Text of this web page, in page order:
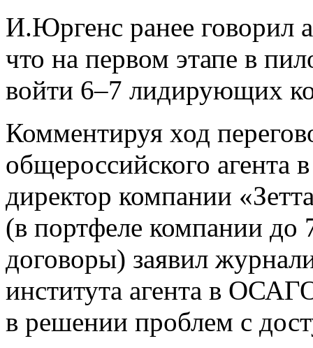
И.Юргенс ранее говорил
что на первом этапе в
войти 6–7 лидирующих
Комментируя ход
общероссийского
директор компании
(в портфеле компании до
договоры) заявил
института агента в
в решении проблем с